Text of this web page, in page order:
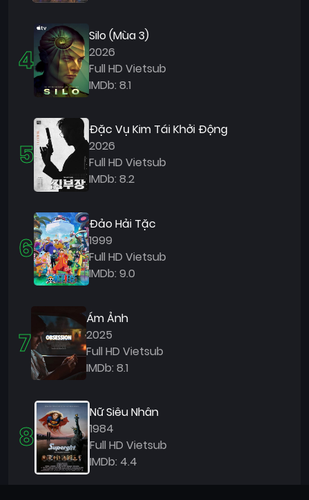
4
Silo (Mùa 3)
2026
Full HD Vietsub
IMDb: 8.1
5
Đặc Vụ Kim Tái Khởi Động
2026
Full HD Vietsub
IMDb: 8.2
6
Đảo Hải Tặc
1999
Full HD Vietsub
IMDb: 9.0
7
Ám Ảnh
2025
Full HD Vietsub
IMDb: 8.1
8
Nữ Siêu Nhân
1984
Full HD Vietsub
IMDb: 4.4